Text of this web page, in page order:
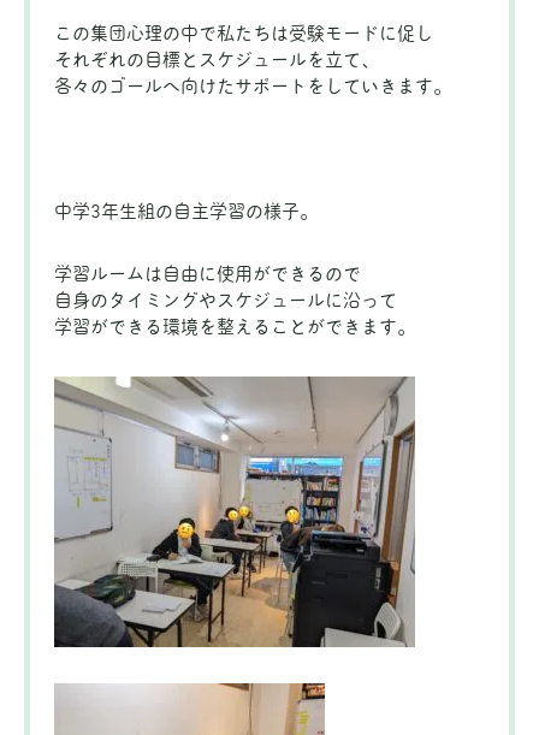
この集団心理の中で私たちは受験モードに促し
それぞれの目標とスケジュールを立て、
各々のゴールへ向けたサポートをしていきます。
中学3年生組の自主学習の様子。
学習ルームは自由に使用ができるので
自身のタイミングやスケジュールに沿って
学習ができる環境を整えることができます。